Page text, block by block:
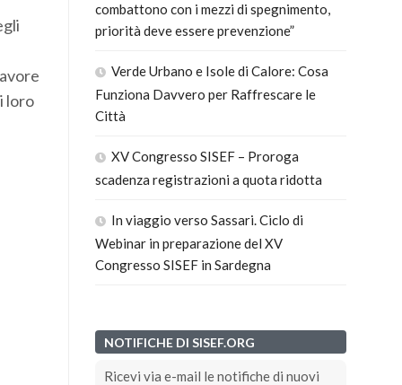
loro
combattono con i mezzi di spegnimento,
priorità deve essere prevenzione”
Verde Urbano e Isole di Calore: Cosa
Funziona Davvero per Raffrescare le
Città
XV Congresso SISEF – Proroga
scadenza registrazioni a quota ridotta
In viaggio verso Sassari. Ciclo di
Webinar in preparazione del XV
Congresso SISEF in Sardegna
NOTIFICHE DI SISEF.ORG
Ricevi via e-mail le notifiche di nuovi